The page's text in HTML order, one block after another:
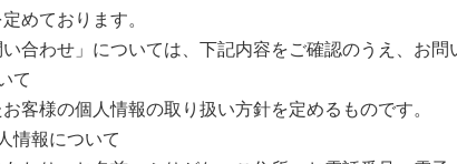
めております。
合わせ」については、下記内容をご確認のうえ、お問
て
客様の個人情報の取り扱い方針を定めるものです。
情報について